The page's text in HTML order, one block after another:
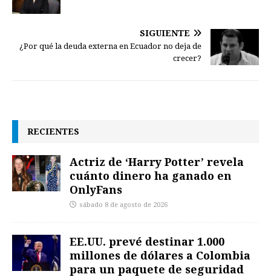
SIGUIENTE
¿Por qué la deuda externa en Ecuador no deja de
crecer?
RECIENTES
Actriz de ‘Harry Potter’ revela
cuánto dinero ha ganado en
OnlyFans
sábado 8 de agosto de 2026
EE.UU. prevé destinar 1.000
millones de dólares a Colombia
para un paquete de seguridad